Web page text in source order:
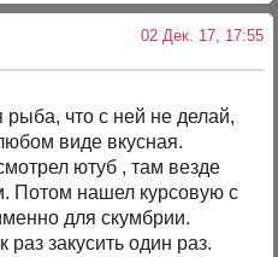
02 Дек. 17, 17:55
рыба, что с ней не делай,
виде вкусная.
ютуб , там везде
Потом нашел курсовую с
для скумбрии.
раз закусить один раз.